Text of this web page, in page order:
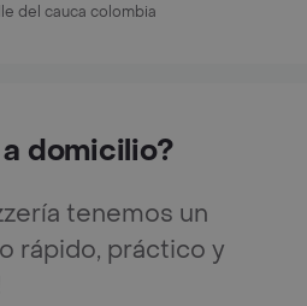
del cauca colombia
domicilio?
tenemos un
rápido, práctico y